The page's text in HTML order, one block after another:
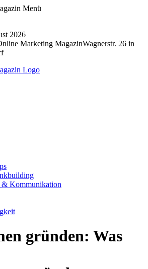
2026
Wagnerstr. 26 in
Kommunikation
gründen: Was